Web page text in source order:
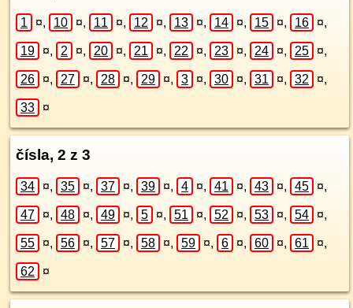
1 ¤, 10 ¤, 11 ¤, 12 ¤, 13 ¤, 14 ¤, 15 ¤, 16 ¤,
19 ¤, 2 ¤, 20 ¤, 21 ¤, 22 ¤, 23 ¤, 24 ¤, 25 ¤,
26 ¤, 27 ¤, 28 ¤, 29 ¤, 3 ¤, 30 ¤, 31 ¤, 32 ¤,
33 ¤
čísla, 2 z 3
34 ¤, 35 ¤, 37 ¤, 39 ¤, 4 ¤, 41 ¤, 43 ¤, 45 ¤,
47 ¤, 48 ¤, 49 ¤, 5 ¤, 51 ¤, 52 ¤, 53 ¤, 54 ¤,
55 ¤, 56 ¤, 57 ¤, 58 ¤, 59 ¤, 6 ¤, 60 ¤, 61 ¤,
62 ¤